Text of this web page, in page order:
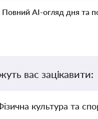
Повний AI-огляд дня та
вас зацікавити:
культура та